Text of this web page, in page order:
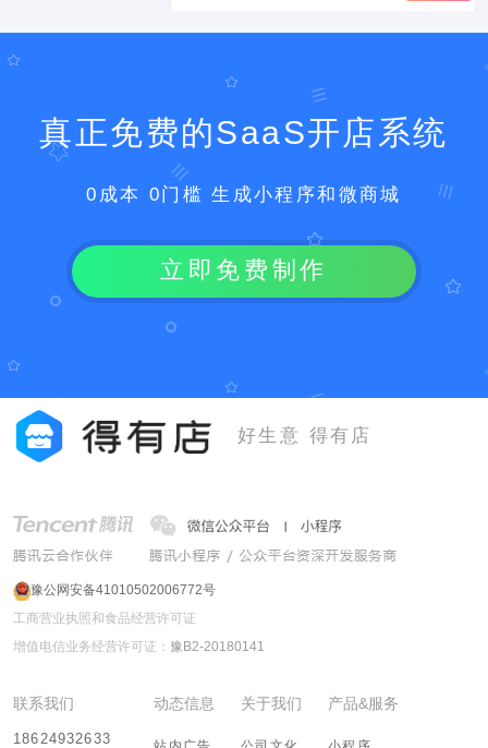
真正免费的SaaS开店系统
0成本 0门槛 生成小程序和微商城
立即免费制作
好生意 得有店
豫公网安备41010502006772号
工商营业执照和食品经营许可证
增值电信业务经营许可证： 豫B2-20180141
联系我们
18624932633
动态信息 关于我们 产品&服务